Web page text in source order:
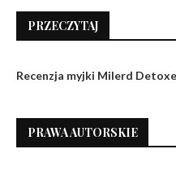
PRZECZYTAJ
Recenzja myjki Milerd
PRAWA AUTORSKIE